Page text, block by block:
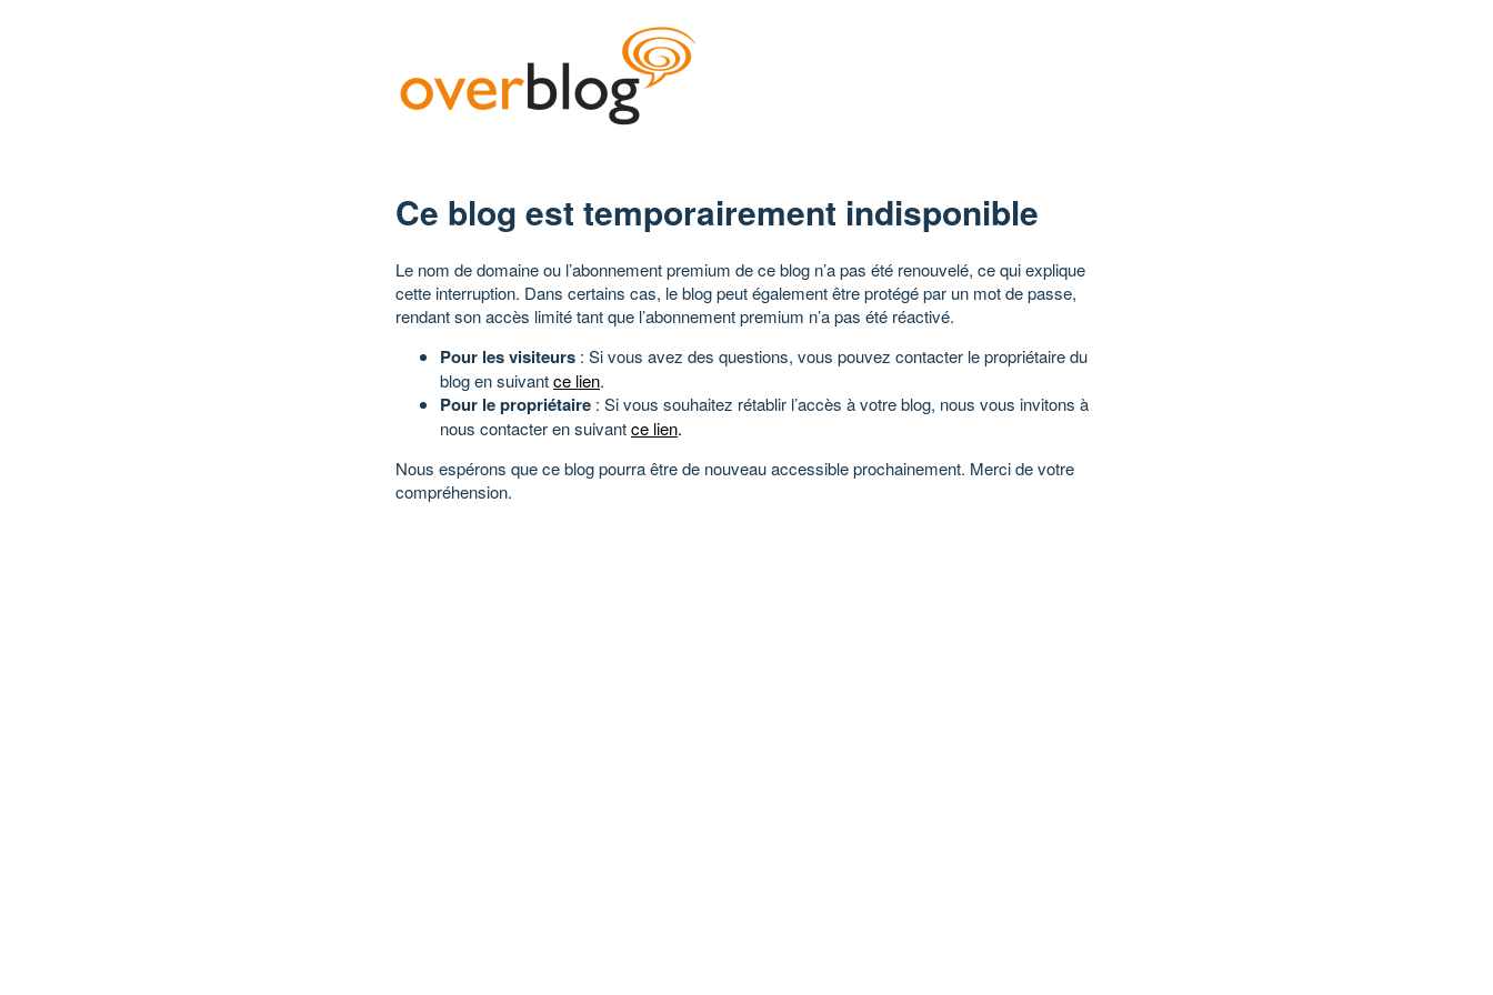
Ce blog est temporairement indisponible
Le nom de domaine ou l’abonnement premium de ce blog n’a pas été renouvelé, ce qui explique
cette interruption. Dans certains cas, le blog peut également être protégé par un mot de passe,
rendant son accès limité tant que l’abonnement premium n’a pas été réactivé.
Pour les visiteurs : Si vous avez des questions, vous pouvez contacter le propriétaire du
blog en suivantce lien.
Pour le propriétaire : Si vous souhaitez rétablir l’accès à votre blog, nous vous invitons à
nous contacter en suivantce lien.
Nous espérons que ce blog pourra être de nouveau accessible prochainement. Merci de votre
compréhension.